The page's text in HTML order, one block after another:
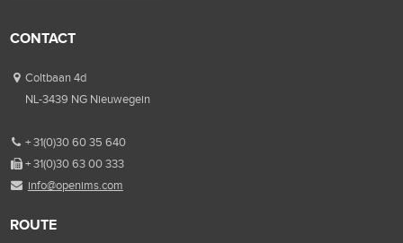
CONTACT
Coltbaan 4d
NL-3439 NG Nieuwegein
+ 31(0)30 60 35 640
+ 31(0)30 63 00 333
info@openims.com
ROUTE